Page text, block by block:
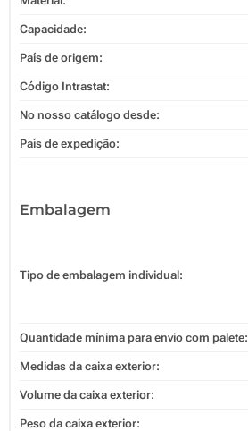
Capacidade:
País de origem:
Código Intrastat:
No nosso catálogo desde:
País de expedição:
Embalagem
Tipo de embalagem individual:
Quantidade mínima para envio com palete:
Medidas da caixa exterior:
Volume da caixa exterior:
Peso da caixa exterior: